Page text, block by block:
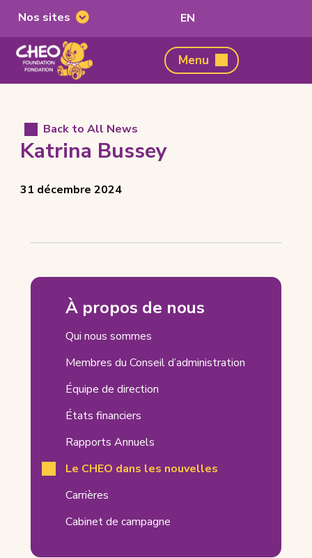
Nos
sites
Nos sites EN
l'anglais
Fondation
du
Menu
Back to All News
Katrina Bussey
Posted
View
31 décembre 2024
Katrina
Bussey
Related
Pages
À propos de nous
Qui nous sommes
Membres du Conseil d’administration
Équipe de direction
États financiers
Rapports Annuels
Le CHEO dans les nouvelles
Carrières
Cabinet de campagne